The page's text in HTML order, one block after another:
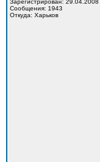
Зарегистрирован: 29.04.2008
Сообщения: 1943
Откуда: Харьков